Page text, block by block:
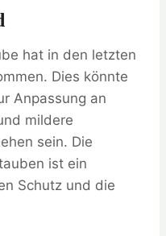
hat in den letzten
Dies könnte
Anpassung an
mildere
sein. Die
ist ein
Schutz und die